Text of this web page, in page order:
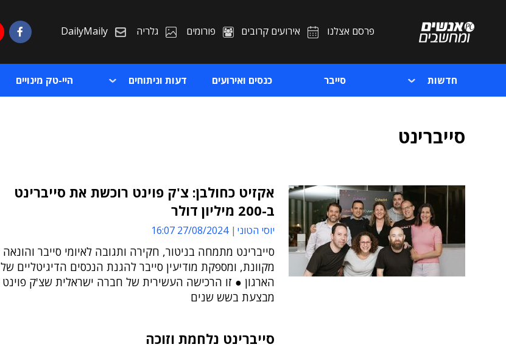
פרסם אצלנו אירועים קרובים פורומים גלריה DailyMaily
חדשות סייבר כנסים ואירועים דעות וניתוחים היי-טק מינויים
סייברינט
אקזיט כחולבן: צ'ק פוינט רוכשת את סייברינט
ב-200 מיליון דולר
יוסי הטוני 27/08/2024 16:07
סייברינט מתמחה בניטור, חקירה ותגובה לאיומי סייבר והונאה
מקוונת, ומספקת מודיעין סייבר להגנת הנכסים הדיגיטליים של
הארגון ● זו הרכישה העשירית של חברה ישראלית שצ'ק פוינט
מבצעת בשש שנים
סייברינט נלחמת וזוכה